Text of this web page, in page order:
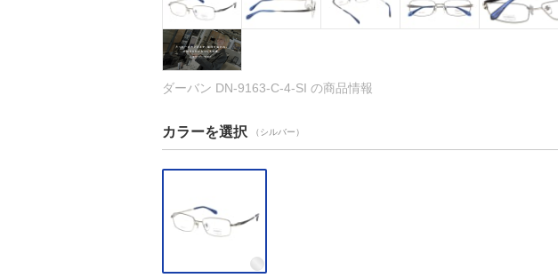
ダーバン DN-9163-C-4-SI の商品情報
カラーを選択 （シルバー）